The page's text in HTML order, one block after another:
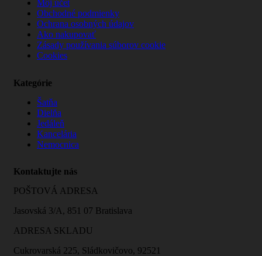
Môj účet
Obchodné podmienky
Ochrana osobných údajov
Ako nakupovať
Zásady používania súborov cookie
Cookies
Kategórie
Šatňa
Dielňa
Jedáleň
Kancelária
Nemocnica
Kontaktujte nás
POŠTOVÁ ADRESA
Jasovská 3/A, 851 07 Bratislava
ADRESA SKLADU
Cukrovarská 225, Sládkovičovo, 92521